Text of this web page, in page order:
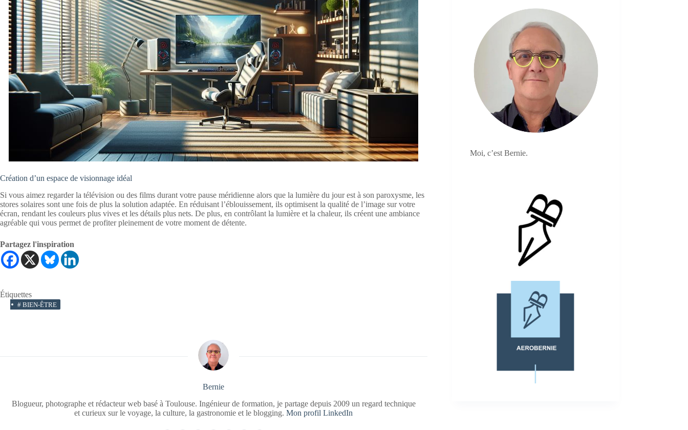
Création d’un espace de visionnage idéal
Si vous aimez regarder la télévision ou des films durant votre pause méridienne alors que la lumière du jour est à son paroxysme, les
stores solaires sont une fois de plus la solution adaptée. En réduisant l’éblouissement, ils optimisent la qualité de l’image sur votre
écran, rendant les couleurs plus vives et les détails plus nets. De plus, en contrôlant la lumière et la chaleur, ils créent une ambiance
agréable qui vous permet de profiter pleinement de votre moment de détente.
Partagez l'inspiration
Étiquettes
# BIEN-ÊTRE
Bernie
Blogueur, photographe et rédacteur web basé à Toulouse. Ingénieur de formation, je partage depuis 2009 un regard technique
et curieux sur le voyage, la culture, la gastronomie et le blogging.Mon profil LinkedIn
Moi, c’est Bernie.